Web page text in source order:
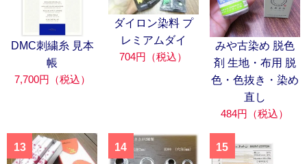
DMC刺繍糸 見本
帳
7,700円（税込）
ダイロン染料 プ
レミアムダイ
704円（税込）
みや古染め 脱色
剤 生地・布用 脱
色・色抜き・染め
直し
484円（税込）
13 14 15